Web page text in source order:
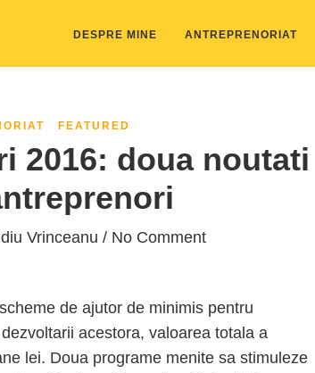
DESPRE MINE ANTREPRENORIAT
FEATURED
2016: doua noutati
Vrinceanu / No Comment
de ajutor de minimis pentru
acestora, valoarea totala a
lei. Doua programe menite sa stimuleze